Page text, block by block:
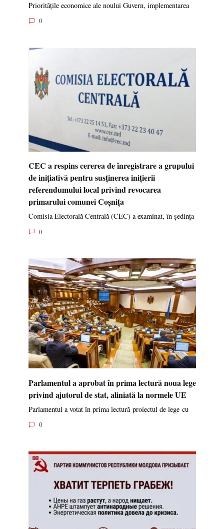
Prioritățile economice ale noului Guvern, implementarea
0
CEC a respins cererea de înregistrare a grupului
de inițiativă pentru susținerea inițierii
referendumului local privind revocarea
primarului comunei Coșnița
Comisia Electorală Centrală (CEC) a examinat, în ședința
0
Parlamentul a aprobat în prima lectură noua lege
privind ajutorul de stat, aliniată la normele UE
Parlamentul a votat în prima lectură proiectul de lege cu
0